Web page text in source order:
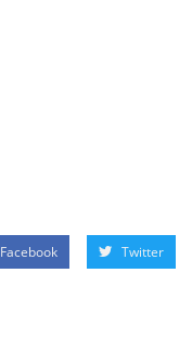
Facebook Twitter